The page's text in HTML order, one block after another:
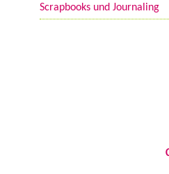
Scrapbooks und Journaling